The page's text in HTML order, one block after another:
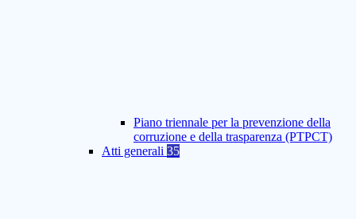
Piano triennale per la prevenzione della
corruzione e della trasparenza (PTPCT)
Atti generali 35